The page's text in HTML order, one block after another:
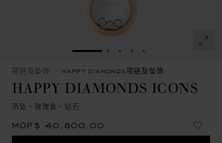
转到幻灯片 1转到幻灯片 2
转到幻灯片 3
转到幻灯片 4
转到幻灯片 5
项链及坠饰 HAPPY DIAMONDS项链及坠饰
HAPPY DIAMONDS ICONS
吊坠、玫瑰金、钻石
MOP$ 40,800.00